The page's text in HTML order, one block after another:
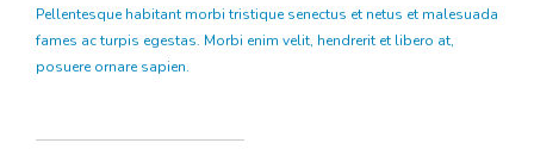
Pellentesque habitant morbi tristique senectus et netus et malesuada
fames ac turpis egestas. Morbi enim velit, hendrerit et libero at,
posuere ornare sapien.